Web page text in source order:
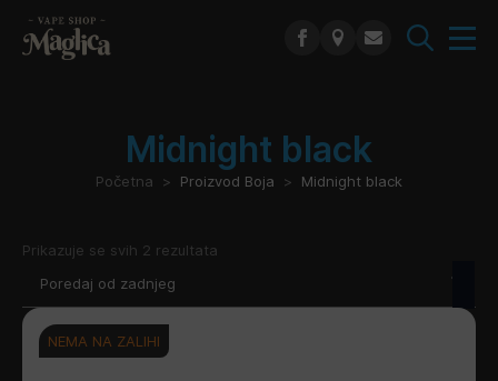
Midnight black
Početna Proizvod Boja Midnight black
Prikazuje se svih 2 rezultata
NEMA NA ZALIHI